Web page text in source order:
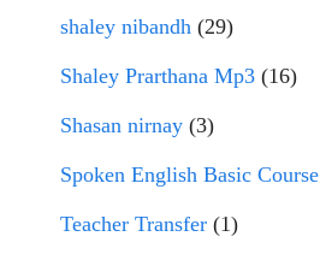
shaley nibandh (29)
Shaley Prarthana Mp3 (16)
Shasan nirnay (3)
Spoken English Basic Course
Teacher Transfer (1)